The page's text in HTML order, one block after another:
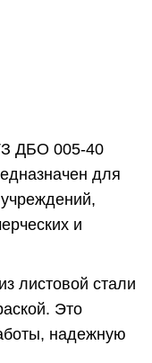
ДБО 005-40
для
и
листовой стали
Это
надежную